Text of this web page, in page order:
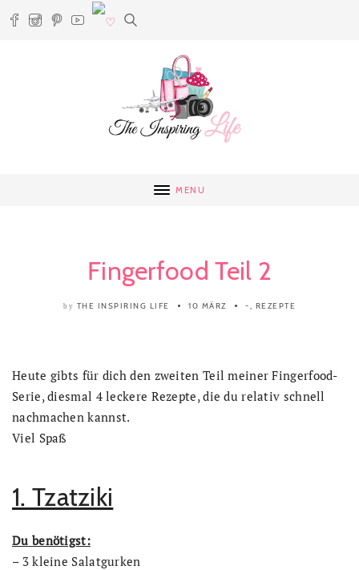
MENU
Fingerfood Teil 2
by THE INSPIRING LIFE 10 MÄRZ -, REZEPTE
Heute gibts für dich den zweiten Teil meiner Fingerfood-
Serie, diesmal 4 leckere Rezepte, die du relativ schnell
nachmachen kannst.
Viel Spaß
1. Tzatziki
Du benötigst:
– 3 kleine Salatgurken